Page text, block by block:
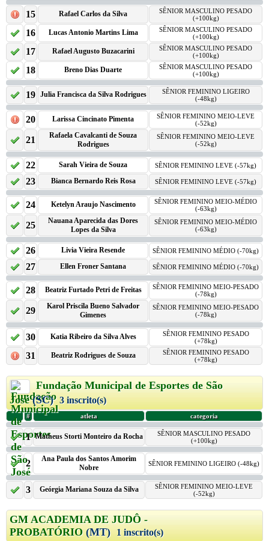
15 Rafael Carlos da Silva
SÊNIOR MASCULINO PESADO
(+100kg)
16 Lucas Antonio Martins Lima
SÊNIOR MASCULINO PESADO
(+100kg)
17 Rafael Augusto Buzacarini
SÊNIOR MASCULINO PESADO
(+100kg)
18 Breno Dias Duarte
SÊNIOR MASCULINO PESADO
(+100kg)
19 Julia Francisca da Silva Rodrigues
SÊNIOR FEMININO LIGEIRO
(-48kg)
20 Larissa Cincinato Pimenta
SÊNIOR FEMININO MEIO-LEVE
(-52kg)
21
Rafaela Cavalcanti de Souza
Rodrigues
SÊNIOR FEMININO MEIO-LEVE
(-52kg)
22 Sarah Vieira de Souza SÊNIOR FEMININO LEVE (-57kg)
23 Bianca Bernardo Reis Rosa SÊNIOR FEMININO LEVE (-57kg)
24 Ketelyn Araujo Nascimento
SÊNIOR FEMININO MEIO-MÉDIO
(-63kg)
25
Nauana Aparecida das Dores
Lopes da Silva
SÊNIOR FEMININO MEIO-MÉDIO
(-63kg)
26 Livia Vieira Resende SÊNIOR FEMININO MÉDIO (-70kg)
27 Ellen Froner Santana SÊNIOR FEMININO MÉDIO (-70kg)
28 Beatriz Furtado Petri de Freitas
SÊNIOR FEMININO MEIO-PESADO
(-78kg)
29
Karol Priscila Bueno Salvador
Gimenes
SÊNIOR FEMININO MEIO-PESADO
(-78kg)
30 Katia Ribeiro da Silva Alves
SÊNIOR FEMININO PESADO
(+78kg)
31 Beatriz Rodrigues de Souza
SÊNIOR FEMININO PESADO
(+78kg)
Fundação Municipal de Esportes de São
José (SC) 3 inscrito(s)
# atleta categoria
1 Matheus Storti Monteiro da Rocha
SÊNIOR MASCULINO PESADO
(+100kg)
2
Ana Paula dos Santos Amorim
Nobre
SÊNIOR FEMININO LIGEIRO (-48kg)
3 Geórgia Mariana Souza da Silva
SÊNIOR FEMININO MEIO-LEVE
(-52kg)
GM ACADEMIA DE JUDÔ -
PROBATÓRIO (MT) 1 inscrito(s)